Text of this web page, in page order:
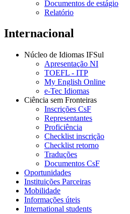
Documentos de estágio
Relatório
Internacional
Núcleo de Idiomas IFSul
Apresentação NI
TOEFL - ITP
My English Online
e-Tec Idiomas
Ciência sem Fronteiras
Inscrições CsF
Representantes
Proficiência
Checklist inscrição
Checklist retorno
Traduções
Documentos CsF
Oportunidades
Instituições Parceiras
Mobilidade
Informações úteis
International students